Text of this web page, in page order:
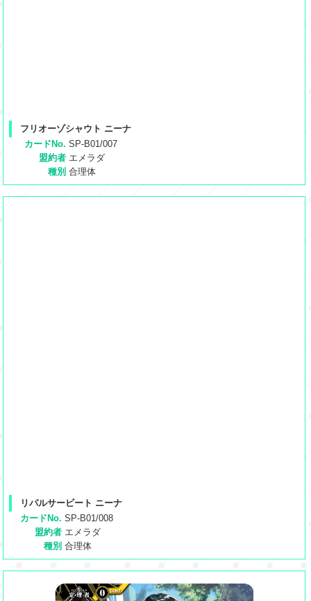
フリオーゾシャウト ニーナ
カードNo. SP-B01/007
盟約者 エメラダ
種別 合理体
リパルサービート ニーナ
カードNo. SP-B01/008
盟約者 エメラダ
種別 合理体